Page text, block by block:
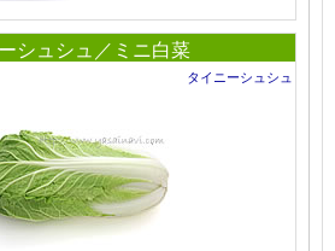
シュシュ／ミニ白菜
タイニーシュシュ